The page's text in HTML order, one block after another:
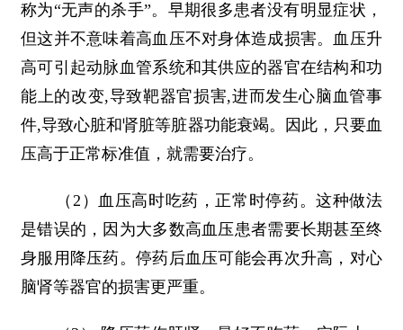
称为“无声的杀手”。早期很多患者没有明显症状，
但这并不意味着高血压不对身体造成损害。血压升
高可引起动脉血管系统和其供应的器官在结构和功
能上的改变,导致靶器官损害,进而发生心脑血管事
件,导致心脏和肾脏等脏器功能衰竭。因此，只要血
压高于正常标准值，就需要治疗。
（2）血压高时吃药，正常时停药。这种做法
是错误的，因为大多数高血压患者需要长期甚至终
身服用降压药。停药后血压可能会再次升高，对心
脑肾等器官的损害更严重。